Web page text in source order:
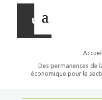
Des permanences de
économique pour le